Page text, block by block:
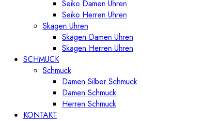
Seiko Damen Uhren
Seiko Herren Uhren
Skagen Uhren
Skagen Damen Uhren
Skagen Herren Uhren
SCHMUCK
Schmuck
Damen Silber Schmuck
Damen Schmuck
Herren Schmuck
KONTAKT